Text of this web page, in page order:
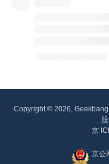
Copyright © 2026,
京
京公